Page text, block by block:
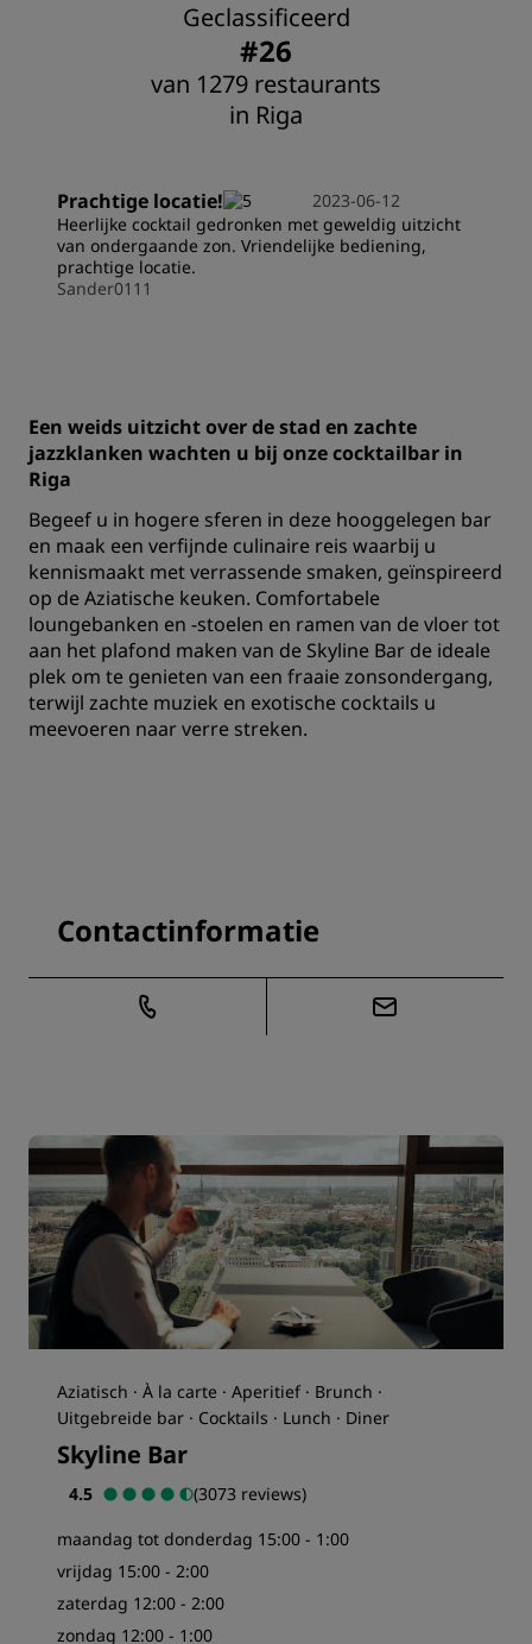
Geclassificeerd
#26
van 1279 restaurants
in Riga
Prachtige locatie!
2023-06-12
Heerlijke cocktail gedronken met geweldig uitzicht
van ondergaande zon. Vriendelijke bediening,
prachtige locatie.
Sander0111
Een weids uitzicht over de stad en zachte
jazzklanken wachten u bij onze cocktailbar in
Riga
Begeef u in hogere sferen in deze hooggelegen bar
en maak een verfijnde culinaire reis waarbij u
kennismaakt met verrassende smaken, geïnspireerd
op de Aziatische keuken. Comfortabele
loungebanken en -stoelen en ramen van de vloer tot
aan het plafond maken van de Skyline Bar de ideale
plek om te genieten van een fraaie zonsondergang,
terwijl zachte muziek en exotische cocktails u
meevoeren naar verre streken.
Contactinformatie
Aziatisch · À la carte · Aperitief · Brunch ·
Uitgebreide bar · Cocktails · Lunch · Diner
Skyline Bar
4.5
(3073 reviews)
maandag tot donderdag 15:00 - 1:00
vrijdag 15:00 - 2:00
zaterdag 12:00 - 2:00
zondag 12:00 - 1:00